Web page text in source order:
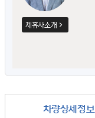
제휴사소개
차량상세정보